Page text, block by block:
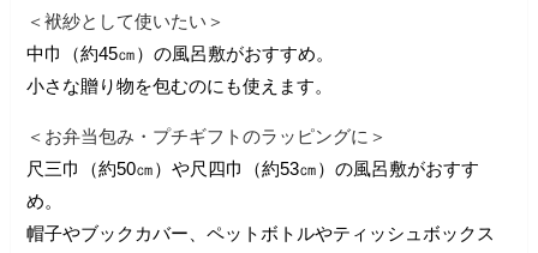
＜袱紗として使いたい＞
中巾（約45㎝）の風呂敷がおすすめ。
小さな贈り物を包むのにも使えます。
＜お弁当包み・プチギフトのラッピングに＞
尺三巾（約50㎝）や尺四巾（約53㎝）の風呂敷がおすす
め。
帽子やブックカバー、ペットボトルやティッシュボックス